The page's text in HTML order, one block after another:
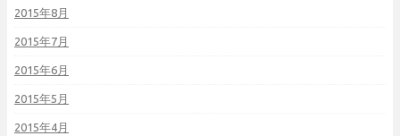
2015年8月
2015年7月
2015年6月
2015年5月
2015年4月